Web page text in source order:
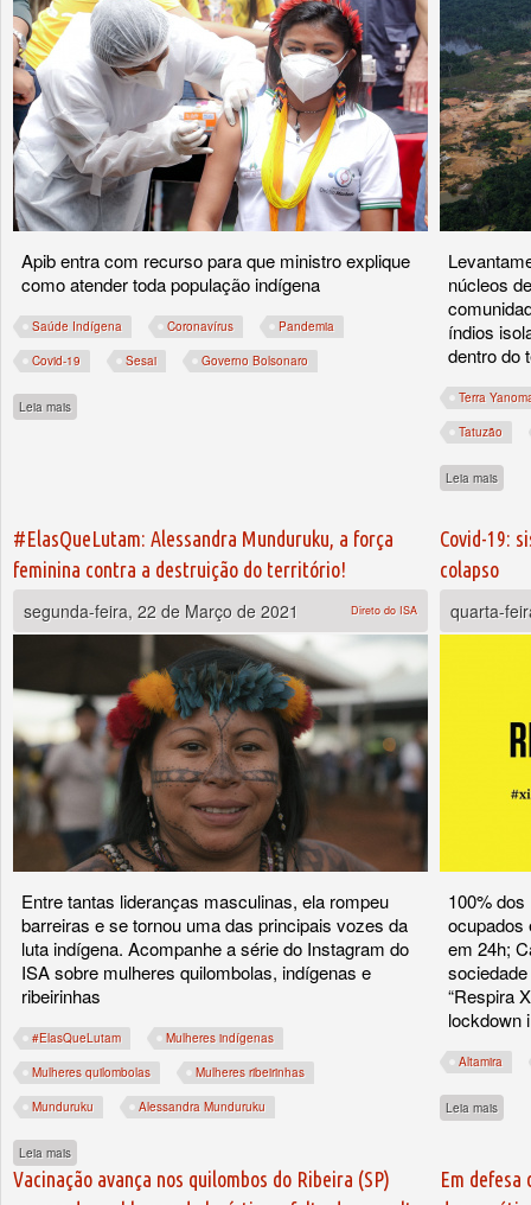
Apib entra com recurso para que ministro explique
como atender toda população indígena
Saúde Indígena Coronavírus Pandemia
Covid-19 Sesai Governo Bolsonaro
Leia mais sobre STF obriga governo a priorizar indígenas urbanos em vacinação, mas
núcleos
índios
dentro do
Terra
Tatuzão
Leia mais
#ElasQueLutam: Alessandra Munduruku, a força
feminina contra a destruição do território!
segunda-feira, 22 de Março de 2021
Direto do ISA
Entre tantas lideranças masculinas, ela rompeu
barreiras e se tornou uma das principais vozes da
luta indígena. Acompanhe a série do Instagram do
ISA sobre mulheres quilombolas, indígenas e
ribeirinhas
#ElasQueLutam Mulheres indígenas
Mulheres quilombolas Mulheres ribeirinhas
Munduruku Alessandra Munduruku
Leia mais
Covid-19:
colapso
quarta-
100%
ocupados
em 24h;
“Respira
lockdown
Altamira
Leia mais
Vacinação avança nos quilombos do Ribeira (SP)
Em defesa